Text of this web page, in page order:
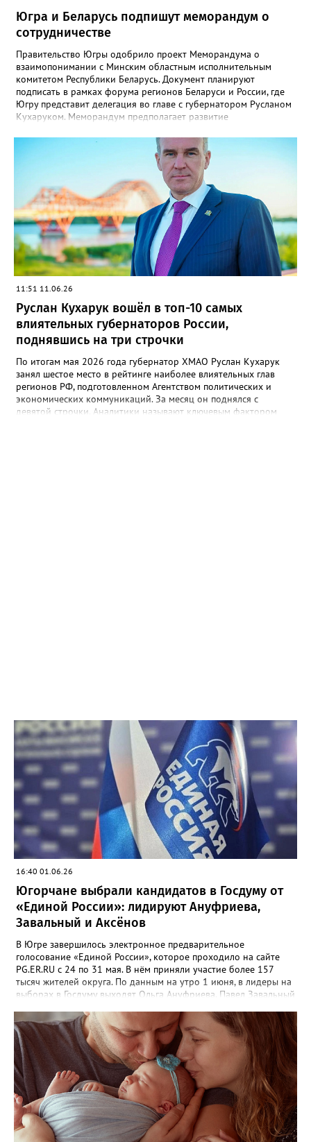
Югра и Беларусь подпишут меморандум о
сотрудничестве
Правительство Югры одобрило проект Меморандума о
взаимопонимании с Минским областным исполнительным
комитетом Республики Беларусь. Документ планируют
подписать в рамках форума регионов Беларуси и России, где
Югру представит делегация во главе с губернатором Русланом
Кухаруком. Меморандум предполагает развитие
товарооборота и культурный обмен между Югрой и Минской
областью. «В составе российской делегации примут участие
представители Югры. Я думаю, это позволит перезагрузить
наши отношения в части экономического сотрудничества,
увеличения товарооборота и культурного обмена», — отметил
губернатор Руслан Кухарук.
11:51 11.06.26
Руслан Кухарук вошёл в топ-10 самых
влиятельных губернаторов России,
поднявшись на три строчки
По итогам мая 2026 года губернатор ХМАО Руслан Кухарук
занял шестое место в рейтинге наиболее влиятельных глав
регионов РФ, подготовленном Агентством политических и
экономических коммуникаций. За месяц он поднялся с
девятой строчки. Аналитики называют ключевым фактором
16:40 01.06.26
Югорчане выбрали кандидатов в Госдуму от
«Единой России»: лидируют Ануфриева,
Завальный и Аксёнов
В Югре завершилось электронное предварительное
голосование «Единой России», которое проходило на сайте
PG.ER.RU с 24 по 31 мая. В нём приняли участие более 157
тысяч жителей округа. По данным на утро 1 июня, в лидеры на
выборах в Госдуму выходят Ольга Ануфриева, Павел Завальный
формате. В течение недели югорчане определяли кандидатов,
которые представят партию на выборах этой осенью — в
Госдуму, Думу Югры, Тюменскую областную Думу и в органы
местного самоуправления. Глава региона Руслан Кухарук (член
президиума регионального политсовета партии) поблагодарил
жителей за участие, а региональное отделение — за слаженную
работу. — Результаты будут озвучены на итоговом заседании
организационного комитета, которое пройдёт 2 июня, —
написал он в соцсетях.